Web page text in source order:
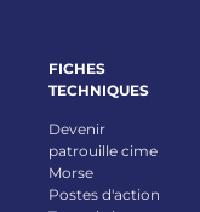
FICHES
TECHNIQUES
Devenir
patrouille cime
Morse
Postes d'action